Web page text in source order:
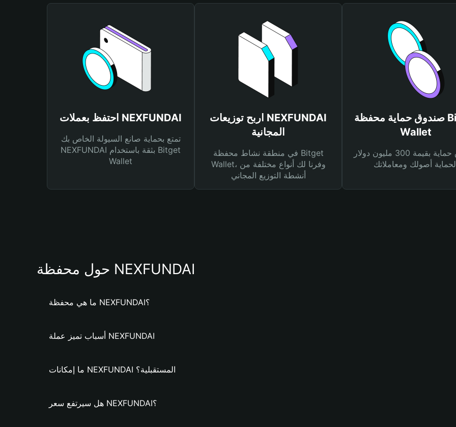
احتفظ بعملات NEXFUNDAI
تمتع بحماية صانع السيولة الخاص بك
NEXFUNDAI بثقة باستخدام Bitget
Wallet
اربح توزيعات NEXFUNDAI
المجانية
في منطقة نشاط محفظة Bitget
Wallet، وفرنا لك أنواع مختلفة من
أنشطة التوزيع المجاني
صندوق حماية محفظة Bitget
Wallet
صندوق حماية بقيمة 300 مليون دولار
حول محفظة NEXFUNDAI
ما هي محفظة NEXFUNDAI؟
أسباب تميز عملة NEXFUNDAI
ما إمكانات NEXFUNDAI المستقبلية؟
هل سيرتفع سعر NEXFUNDAI؟